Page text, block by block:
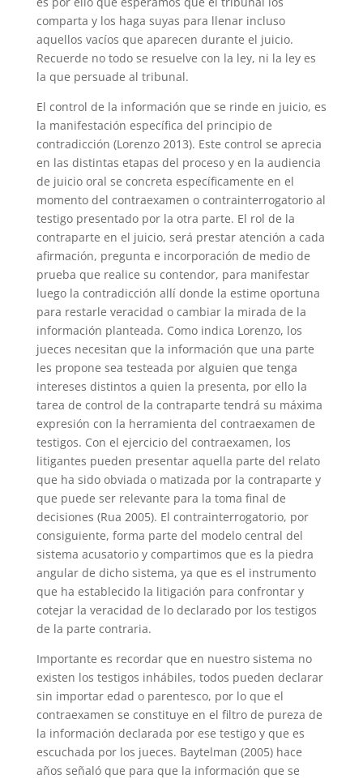
comparta y los haga suyas para llenar incluso
aquellos vacíos que aparecen durante el juicio.
Recuerde no todo se resuelve con la ley, ni la ley es
la que persuade al tribunal.
El control de la información que se rinde en juicio, es
la manifestación específica del principio de
contradicción (Lorenzo 2013). Este control se aprecia
en las distintas etapas del proceso y en la audiencia
de juicio oral se concreta específicamente en el
momento del contraexamen o contrainterrogatorio al
testigo presentado por la otra parte. El rol de la
contraparte en el juicio, será prestar atención a cada
afirmación, pregunta e incorporación de medio de
prueba que realice su contendor, para manifestar
luego la contradicción allí donde la estime oportuna
para restarle veracidad o cambiar la mirada de la
información planteada. Como indica Lorenzo, los
jueces necesitan que la información que una parte
les propone sea testeada por alguien que tenga
intereses distintos a quien la presenta, por ello la
tarea de control de la contraparte tendrá su máxima
expresión con la herramienta del contraexamen de
testigos. Con el ejercicio del contraexamen, los
litigantes pueden presentar aquella parte del relato
que ha sido obviada o matizada por la contraparte y
que puede ser relevante para la toma final de
decisiones (Rua 2005). El contrainterrogatorio, por
consiguiente, forma parte del modelo central del
sistema acusatorio y compartimos que es la piedra
angular de dicho sistema, ya que es el instrumento
que ha establecido la litigación para confrontar y
cotejar la veracidad de lo declarado por los testigos
de la parte contraria.
Importante es recordar que en nuestro sistema no
existen los testigos inhábiles, todos pueden declarar
sin importar edad o parentesco, por lo que el
contraexamen se constituye en el filtro de pureza de
la información declarada por ese testigo y que es
escuchada por los jueces. Baytelman (2005) hace
años señaló que para que la información que se